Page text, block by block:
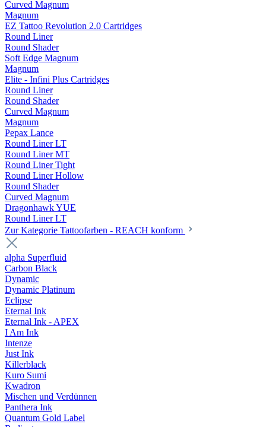
Curved Magnum
Magnum
EZ Tattoo Revolution 2.0 Cartridges
Round Liner
Round Shader
Soft Edge Magnum
Magnum
Elite - Infini Plus Cartridges
Round Liner
Round Shader
Curved Magnum
Magnum
Pepax Lance
Round Liner LT
Round Liner MT
Round Liner Tight
Round Liner Hollow
Round Shader
Curved Magnum
Dragonhawk YUE
Round Liner LT
Zur Kategorie Tattoofarben - REACH konform
alpha Superfluid
Carbon Black
Dynamic
Dynamic Platinum
Eclipse
Eternal Ink
Eternal Ink - APEX
I Am Ink
Intenze
Just Ink
Killerblack
Kuro Sumi
Kwadron
Mischen und Verdünnen
Panthera Ink
Quantum Gold Label